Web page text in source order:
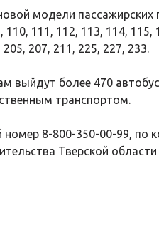
модели пассажирских
110, 111, 112, 113, 114,
207, 211, 225, 227, 233.
выйдут более 470
транспортом.
номер 8-800-350-00-99,
Тверской области